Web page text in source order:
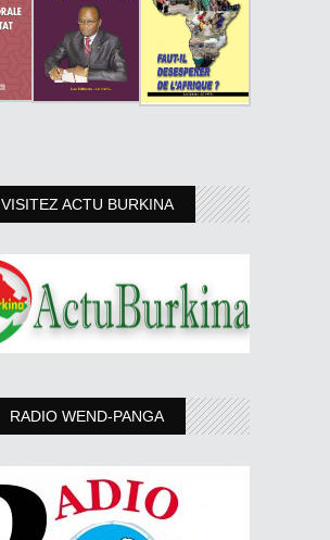
VISITEZ ACTU BURKINA
RADIO WEND-PANGA